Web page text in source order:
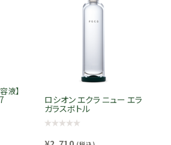
液】
ロシオン エクラ ニュー エラ
ガラスボトル